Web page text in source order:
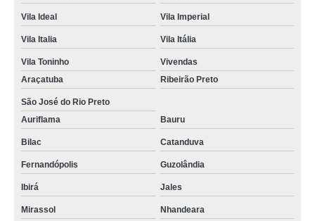
Vila Ideal Vila Imperial
Vila Italia Vila Itália
Vila Toninho
Vivendas
Araçatuba
Ribeirão Preto
São José do Rio Preto
Auriflama
Bauru
Bilac Catanduva
Fernandópolis Guzolândia
Ibirá Jales
Mirassol Nhandeara